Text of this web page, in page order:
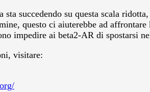
sta succedendo su questa scala
questo ci aiuterebbe ad
impedire ai beta2-AR di spostarsi
visitare: